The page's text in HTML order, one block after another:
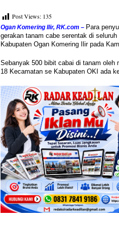
t
a
b
i
k
a
Post Views: 135
Ogan Komering Ilir, RK.com – Para
gerakan tanam cabe serentak di
Kabupaten Ogan Komering Ilir pada
Sebanyak 500 bibit cabai di tanam oleh
18 Kecamatan se Kabupaten OKI ada